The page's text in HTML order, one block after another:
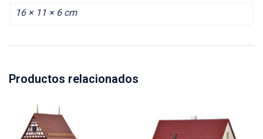
16 × 11 × 6 cm
Productos relacionados